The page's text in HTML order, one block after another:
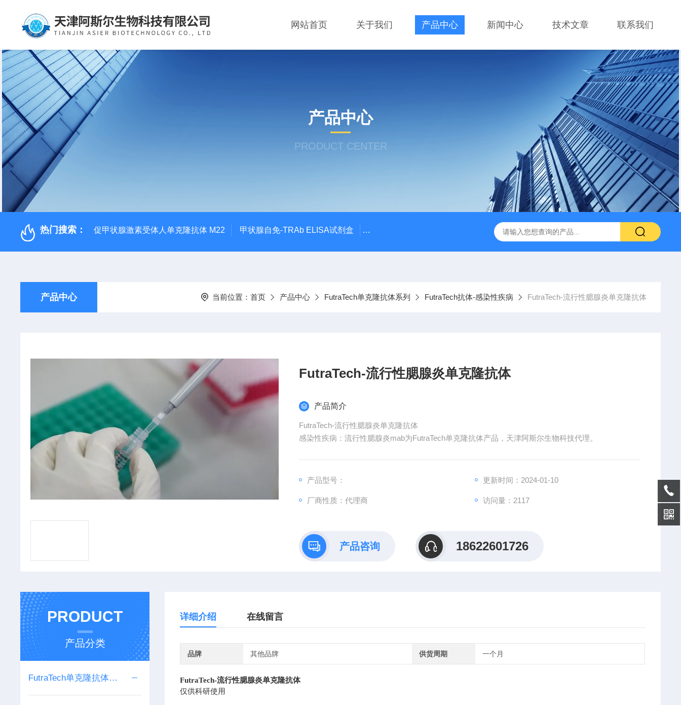
网站首页 关于我们 产品中心 新闻中心 技术文章 联系我们
产品中心
PRODUCT CENTER
热门搜索： 促甲状腺激素受体人单克隆抗体 M22 甲状腺自免-TRAb ELISA试剂盒 RSR 乙酰胆碱受体抗体ELISA试剂盒 神经免疫-RSR 水通道蛋白4抗体ELISA试剂盒
产品中心 当前位置： 首页 产品中心 FutraTech单克隆抗体系列 FutraTech抗体-感染性疾病 FutraTech-流行性腮腺炎单克隆抗体
FutraTech-流行性腮腺炎单克隆抗体
产品简介
FutraTech-流行性腮腺炎单克隆抗体
感染性疾病：流行性腮腺炎mab为FutraTech单克隆抗体产品，天津阿斯尔生物科技代理。
产品型号： 更新时间：2024-01-10
厂商性质：代理商 访问量：2117
产品咨询 18622601726
PRODUCT
产品分类
FutraTech单克隆抗体系列
详细介绍 在线留言
品牌 其他品牌 供货周期 一个月
FutraTech-流行性腮腺炎单克隆抗体
仅供科研使用